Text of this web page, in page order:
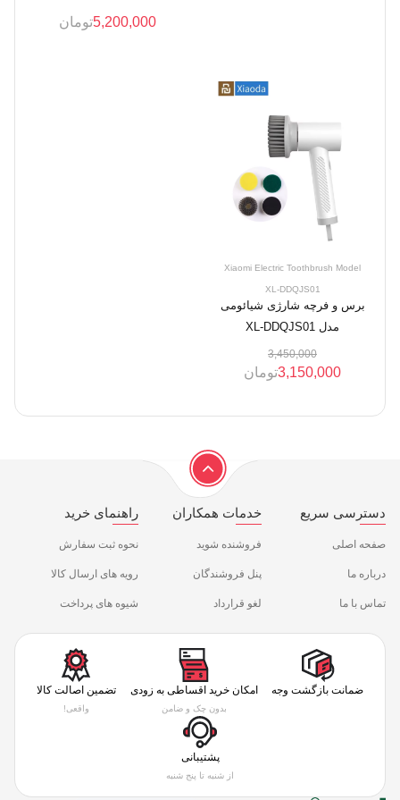
5,200,000تومان
Xiaomi Electric Toothbrush Model
XL-DDQJS01
برس و فرچه شارژی شیائومی
مدل XL-DDQJS01
3,450,000
3,150,000تومان
دسترسی سریع
صفحه اصلی
درباره ما
تماس با ما
خدمات همکاران
فروشنده شوید
پنل فروشندگان
لغو قرارداد
راهنمای خرید
نحوه ثبت سفارش
رویه های ارسال کالا
شیوه های پرداخت
ضمانت بازگشت وجه امکان خرید اقساطی به زودی
بدون چک و ضامن
تضمین اصالت کالا
واقعی!
پشتیبانی
از شنبه تا پنج شنبه